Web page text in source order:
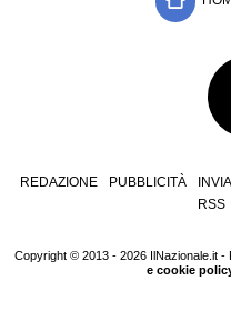
REDAZIONE PUBBLICITÀ
RSS
Copyright © 2013 - 2026 IlNazionale.it -
e cookie